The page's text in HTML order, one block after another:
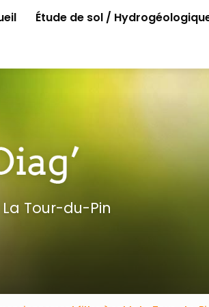
Étude de sol /
Permis d'aménager
Tour-du-Pin